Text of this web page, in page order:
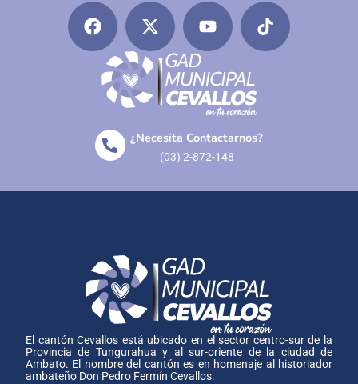
¿Necesita Contactarnos?
(03) 2-872-148
El cantón Cevallos está ubicado en el sector centro-sur de la
Provincia de Tungurahua y al sur-oriente de la ciudad de
Ambato. El nombre del cantón es en homenaje al historiador
ambateño Don Pedro Fermín Cevallos.